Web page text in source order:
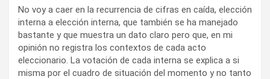
No voy a caer en la recurrencia de cifras en caída, elección
interna a elección interna, que también se ha manejado
bastante y que muestra un dato claro pero que, en mi
opinión no registra los contextos de cada acto
eleccionario. La votación de cada interna se explica a si
misma por el cuadro de situación del momento y no tanto